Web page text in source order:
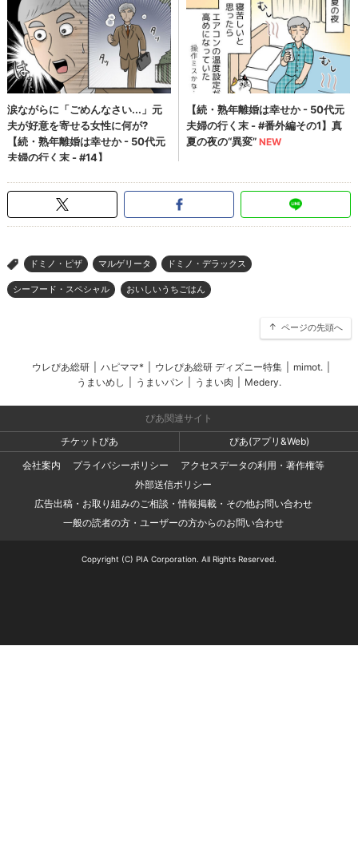
> ドミノ・ピザ マルゲリータ ドミノ・デラックス
シーフード・スペシャル おいしいうちごはん
ページの先頭へ
ウレぴあ総研 ハピママ* ウレぴあ総研 ディズニー特集 mimot.
うまいめし
うまいパン うまい肉 Medery.
ぴあ関連サイト
チケットぴあ
ぴあ(アプリ&Web)
会社案内
プライバシーポリシー
アクセスデータの利用・著作権等
外部送信ポリシー
広告出稿・お取り組みのご相談・情報掲載・その他お問い合わせ
一般の読者の方・ユーザーの方からのお問い合わせ
Copyright (C) PIA Corporation. All Rights Reserved.